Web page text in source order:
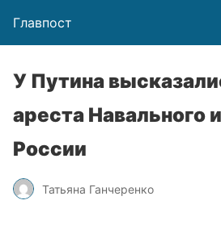
Главпост
У Путина
ареста Навального
России
Татьяна Ганчеренко